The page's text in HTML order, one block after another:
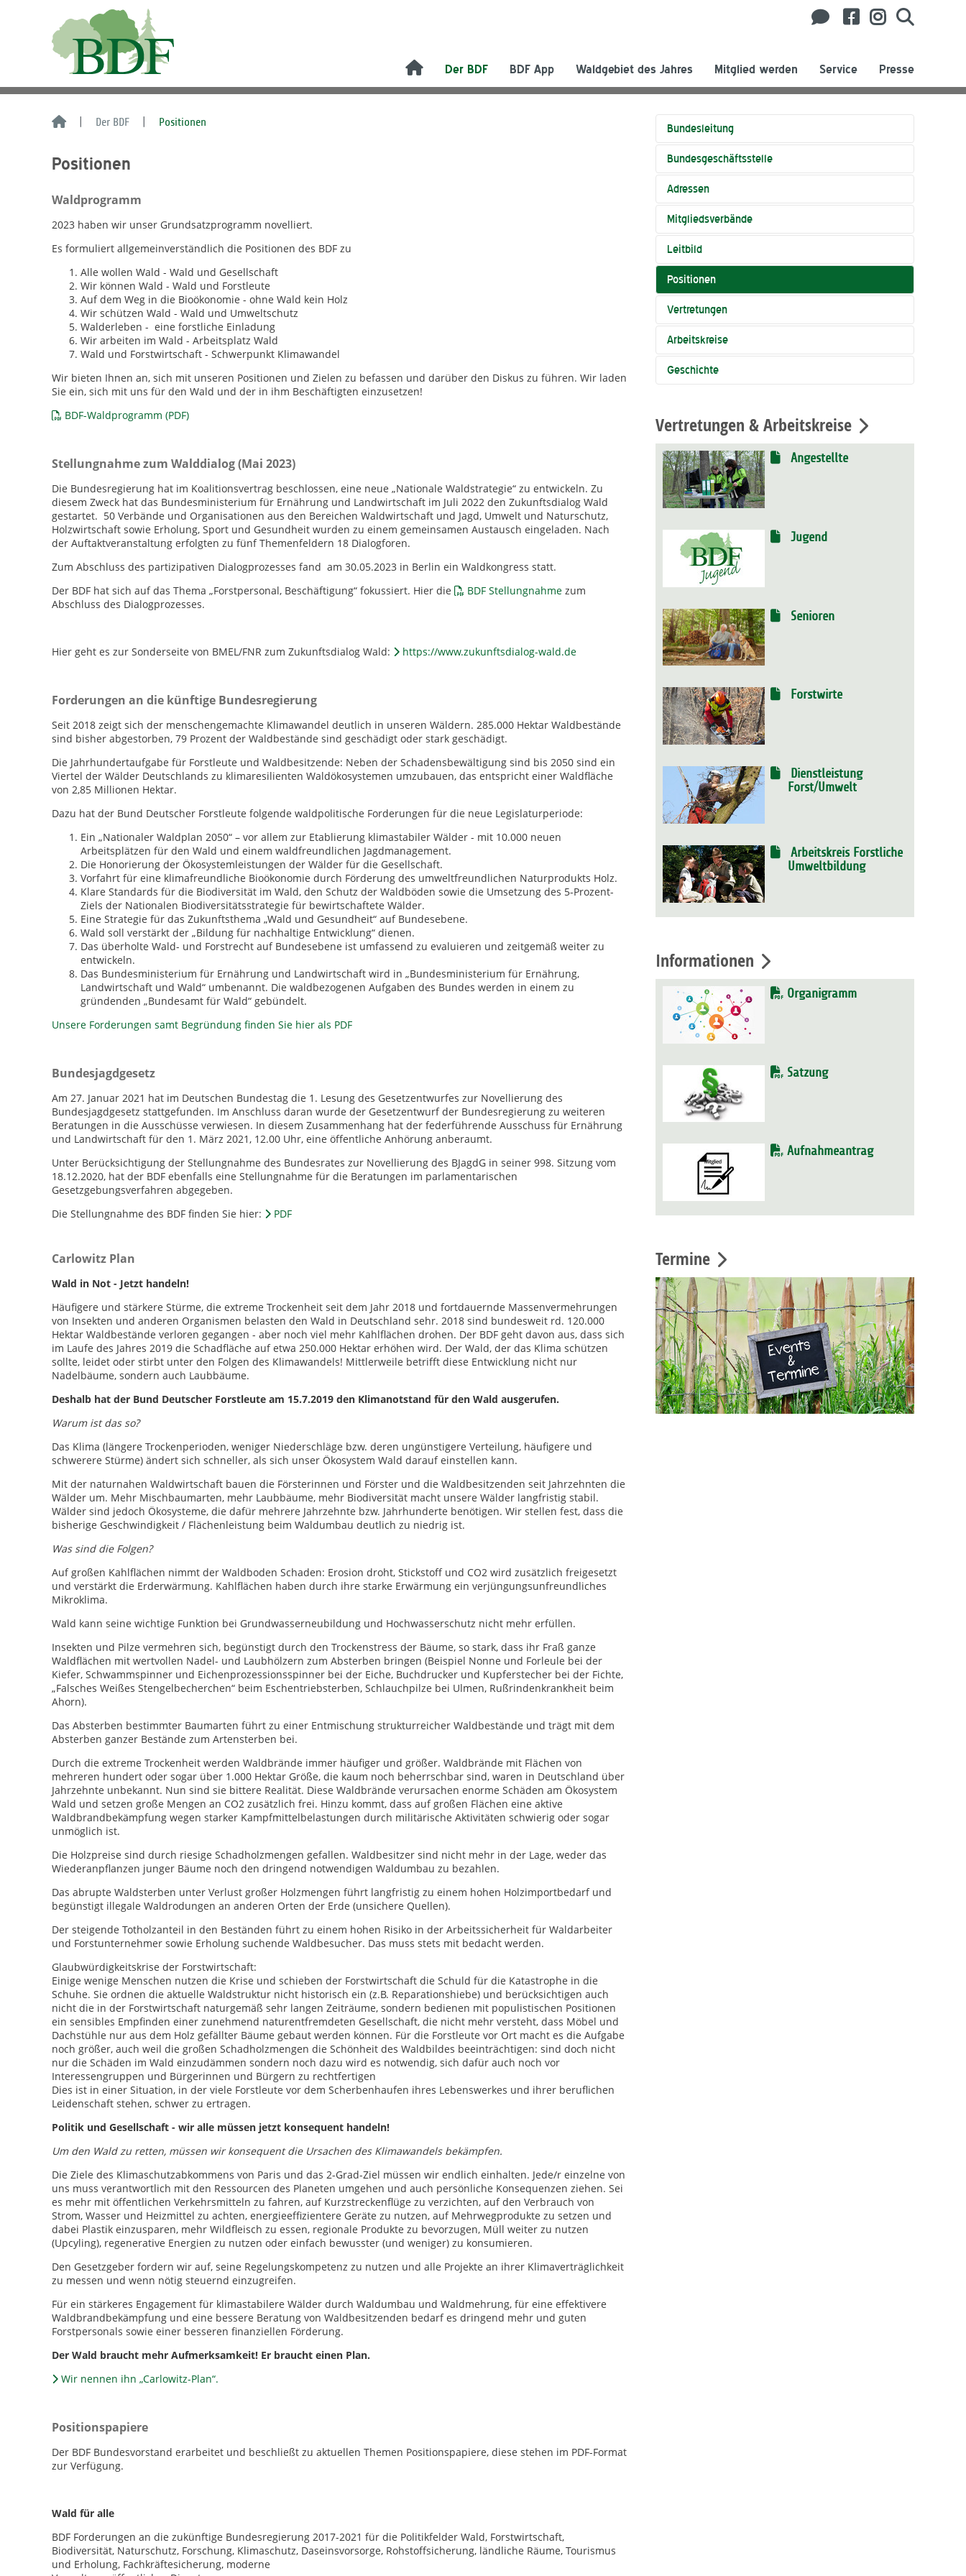
Der BDF BDF App Waldgebiet des Jahres Mitglied werden Service Presse
Der BDF Positionen
Positionen
Waldprogramm
2023 haben wir unser Grundsatzprogramm novelliert.
Es formuliert allgemeinverständlich die Positionen des BDF zu
Alle wollen Wald - Wald und Gesellschaft
Wir können Wald - Wald und Forstleute
Auf dem Weg in die Bioökonomie - ohne Wald kein Holz
Wir schützen Wald - Wald und Umweltschutz
Walderleben - eine forstliche Einladung
Wir arbeiten im Wald - Arbeitsplatz Wald
Wald und Forstwirtschaft - Schwerpunkt Klimawandel
Wir bieten Ihnen an, sich mit unseren Positionen und Zielen zu befassen und darüber den Diskus zu führen. Wir laden
Sie ein, sich mit uns für den Wald und der in ihm Beschäftigten einzusetzen!
BDF-Waldprogramm (PDF)
Stellungnahme zum Walddialog (Mai 2023)
Die Bundesregierung hat im Koalitionsvertrag beschlossen, eine neue „Nationale Waldstrategie“ zu entwickeln. Zu
diesem Zweck hat das Bundesministerium für Ernährung und Landwirtschaft im Juli 2022 den Zukunftsdialog Wald
gestartet. 50 Verbände und Organisationen aus den Bereichen Waldwirtschaft und Jagd, Umwelt und Naturschutz,
Holzwirtschaft sowie Erholung, Sport und Gesundheit wurden zu einem gemeinsamen Austausch eingeladen. Nach
der Auftaktveranstaltung erfolgten zu fünf Themenfeldern 18 Dialogforen.
Zum Abschluss des partizipativen Dialogprozesses fand am 30.05.2023 in Berlin ein Waldkongress statt.
Der BDF hat sich auf das Thema „Forstpersonal, Beschäftigung“ fokussiert. Hier die
BDF Stellungnahme zum
Abschluss des Dialogprozesses.
Hier geht es zur Sonderseite von BMEL/FNR zum Zukunftsdialog Wald: https://www.zukunftsdialog-wald.de
Forderungen an die künftige Bundesregierung
Seit 2018 zeigt sich der menschengemachte Klimawandel deutlich in unseren Wäldern. 285.000 Hektar Waldbestände
sind bisher abgestorben, 79 Prozent der Waldbestände sind geschädigt oder stark geschädigt.
Die Jahrhundertaufgabe für Forstleute und Waldbesitzende: Neben der Schadensbewältigung sind bis 2050 sind ein
Viertel der Wälder Deutschlands zu klimaresilienten Waldökosystemen umzubauen, das entspricht einer Waldfläche
von 2,85 Millionen Hektar.
Dazu hat der Bund Deutscher Forstleute folgende waldpolitische Forderungen für die neue Legislaturperiode:
Ein „Nationaler Waldplan 2050“ – vor allem zur Etablierung klimastabiler Wälder - mit 10.000 neuen
Arbeitsplätzen für den Wald und einem waldfreundlichen Jagdmanagement.
Die Honorierung der Ökosystemleistungen der Wälder für die Gesellschaft.
Vorfahrt für eine klimafreundliche Bioökonomie durch Förderung des umweltfreundlichen Naturprodukts Holz.
Klare Standards für die Biodiversität im Wald, den Schutz der Waldböden sowie die Umsetzung des 5-Prozent-
Ziels der Nationalen Biodiversitätsstrategie für bewirtschaftete Wälder.
Eine Strategie für das Zukunftsthema „Wald und Gesundheit“ auf Bundesebene.
Wald soll verstärkt der „Bildung für nachhaltige Entwicklung“ dienen.
Das überholte Wald- und Forstrecht auf Bundesebene ist umfassend zu evaluieren und zeitgemäß weiter zu
entwickeln.
Das Bundesministerium für Ernährung und Landwirtschaft wird in „Bundesministerium für Ernährung,
Landwirtschaft und Wald“ umbenannt. Die waldbezogenen Aufgaben des Bundes werden in einem zu
gründenden „Bundesamt für Wald“ gebündelt.
Unsere Forderungen samt Begründung finden Sie hier als PDF
Bundesjagdgesetz
Am 27. Januar 2021 hat im Deutschen Bundestag die 1. Lesung des Gesetzentwurfes zur Novellierung des
Bundesjagdgesetz stattgefunden. Im Anschluss daran wurde der Gesetzentwurf der Bundesregierung zu weiteren
Beratungen in die Ausschüsse verwiesen. In diesem Zusammenhang hat der federführende Ausschuss für Ernährung
und Landwirtschaft für den 1. März 2021, 12.00 Uhr, eine öffentliche Anhörung anberaumt.
Unter Berücksichtigung der Stellungnahme des Bundesrates zur Novellierung des BJagdG in seiner 998. Sitzung vom
18.12.2020, hat der BDF ebenfalls eine Stellungnahme für die Beratungen im parlamentarischen
Gesetzgebungsverfahren abgegeben.
Die Stellungnahme des BDF finden Sie hier:
PDF
Carlowitz Plan
Wald in Not - Jetzt handeln!
Häufigere und stärkere Stürme, die extreme Trockenheit seit dem Jahr 2018 und fortdauernde Massenvermehrungen
von Insekten und anderen Organismen belasten den Wald in Deutschland sehr. 2018 sind bundesweit rd. 120.000
Hektar Waldbestände verloren gegangen - aber noch viel mehr Kahlflächen drohen. Der BDF geht davon aus, dass sich
im Laufe des Jahres 2019 die Schadfläche auf etwa 250.000 Hektar erhöhen wird. Der Wald, der das Klima schützen
sollte, leidet oder stirbt unter den Folgen des Klimawandels! Mittlerweile betrifft diese Entwicklung nicht nur
Nadelbäume, sondern auch Laubbäume.
Deshalb hat der Bund Deutscher Forstleute am 15.7.2019 den Klimanotstand für den Wald ausgerufen.
Warum ist das so?
Das Klima (längere Trockenperioden, weniger Niederschläge bzw. deren ungünstigere Verteilung, häufigere und
schwerere Stürme) ändert sich schneller, als sich unser Ökosystem Wald darauf einstellen kann.
Mit der naturnahen Waldwirtschaft bauen die Försterinnen und Förster und die Waldbesitzenden seit Jahrzehnten die
Wälder um. Mehr Mischbaumarten, mehr Laubbäume, mehr Biodiversität macht unsere Wälder langfristig stabil.
Wälder sind jedoch Ökosysteme, die dafür mehrere Jahrzehnte bzw. Jahrhunderte benötigen. Wir stellen fest, dass die
bisherige Geschwindigkeit / Flächenleistung beim Waldumbau deutlich zu niedrig ist.
Was sind die Folgen?
Auf großen Kahlflächen nimmt der Waldboden Schaden: Erosion droht, Stickstoff und CO2 wird zusätzlich freigesetzt
und verstärkt die Erderwärmung. Kahlflächen haben durch ihre starke Erwärmung ein verjüngungsunfreundliches
Mikroklima.
Wald kann seine wichtige Funktion bei Grundwasserneubildung und Hochwasserschutz nicht mehr erfüllen.
Insekten und Pilze vermehren sich, begünstigt durch den Trockenstress der Bäume, so stark, dass ihr Fraß ganze
Waldflächen mit wertvollen Nadel- und Laubhölzern zum Absterben bringen (Beispiel Nonne und Forleule bei der
Kiefer, Schwammspinner und Eichenprozessionsspinner bei der Eiche, Buchdrucker und Kupferstecher bei der Fichte,
„Falsches Weißes Stengelbecherchen“ beim Eschentriebsterben, Schlauchpilze bei Ulmen, Rußrindenkrankheit beim
Ahorn).
Das Absterben bestimmter Baumarten führt zu einer Entmischung strukturreicher Waldbestände und trägt mit dem
Absterben ganzer Bestände zum Artensterben bei.
Durch die extreme Trockenheit werden Waldbrände immer häufiger und größer. Waldbrände mit Flächen von
mehreren hundert oder sogar über 1.000 Hektar Größe, die kaum noch beherrschbar sind, waren in Deutschland über
Jahrzehnte unbekannt. Nun sind sie bittere Realität. Diese Waldbrände verursachen enorme Schäden am Ökosystem
Wald und setzen große Mengen an CO2 zusätzlich frei. Hinzu kommt, dass auf großen Flächen eine aktive
Waldbrandbekämpfung wegen starker Kampfmittelbelastungen durch militärische Aktivitäten schwierig oder sogar
unmöglich ist.
Die Holzpreise sind durch riesige Schadholzmengen gefallen. Waldbesitzer sind nicht mehr in der Lage, weder das
Wiederanpflanzen junger Bäume noch den dringend notwendigen Waldumbau zu bezahlen.
Das abrupte Waldsterben unter Verlust großer Holzmengen führt langfristig zu einem hohen Holzimportbedarf und
begünstigt illegale Waldrodungen an anderen Orten der Erde (unsichere Quellen).
Der steigende Totholzanteil in den Beständen führt zu einem hohen Risiko in der Arbeitssicherheit für Waldarbeiter
und Forstunternehmer sowie Erholung suchende Waldbesucher. Das muss stets mit bedacht werden.
Glaubwürdigkeitskrise der Forstwirtschaft:
Einige wenige Menschen nutzen die Krise und schieben der Forstwirtschaft die Schuld für die Katastrophe in die
Schuhe. Sie ordnen die aktuelle Waldstruktur nicht historisch ein (z.B. Reparationshiebe) und berücksichtigen auch
nicht die in der Forstwirtschaft naturgemäß sehr langen Zeiträume, sondern bedienen mit populistischen Positionen
ein sensibles Empfinden einer zunehmend naturentfremdeten Gesellschaft, die nicht mehr versteht, dass Möbel und
Dachstühle nur aus dem Holz gefällter Bäume gebaut werden können. Für die Forstleute vor Ort macht es die Aufgabe
noch größer, auch weil die großen Schadholzmengen die Schönheit des Waldbildes beeinträchtigen: sind doch nicht
nur die Schäden im Wald einzudämmen sondern noch dazu wird es notwendig, sich dafür auch noch vor
Interessengruppen und Bürgerinnen und Bürgern zu rechtfertigen
Dies ist in einer Situation, in der viele Forstleute vor dem Scherbenhaufen ihres Lebenswerkes und ihrer beruflichen
Leidenschaft stehen, schwer zu ertragen.
Politik und Gesellschaft - wir alle müssen jetzt konsequent handeln!
Um den Wald zu retten, müssen wir konsequent die Ursachen des Klimawandels bekämpfen.
Die Ziele des Klimaschutzabkommens von Paris und das 2-Grad-Ziel müssen wir endlich einhalten. Jede/r einzelne von
uns muss verantwortlich mit den Ressourcen des Planeten umgehen und auch persönliche Konsequenzen ziehen. Sei
es mehr mit öffentlichen Verkehrsmitteln zu fahren, auf Kurzstreckenflüge zu verzichten, auf den Verbrauch von
Strom, Wasser und Heizmittel zu achten, energieeffizientere Geräte zu nutzen, auf Mehrwegprodukte zu setzen und
dabei Plastik einzusparen, mehr Wildfleisch zu essen, regionale Produkte zu bevorzugen, Müll weiter zu nutzen
(Upcyling), regenerative Energien zu nutzen oder einfach bewusster (und weniger) zu konsumieren.
Den Gesetzgeber fordern wir auf, seine Regelungskompetenz zu nutzen und alle Projekte an ihrer Klimaverträglichkeit
zu messen und wenn nötig steuernd einzugreifen.
Für ein stärkeres Engagement für klimastabilere Wälder durch Waldumbau und Waldmehrung, für eine effektivere
Waldbrandbekämpfung und eine bessere Beratung von Waldbesitzenden bedarf es dringend mehr und guten
Forstpersonals sowie einer besseren finanziellen Förderung.
Der Wald braucht mehr Aufmerksamkeit! Er braucht einen Plan.
Wir nennen ihn „Carlowitz-Plan“.
Positionspapiere
Der BDF Bundesvorstand erarbeitet und beschließt zu aktuellen Themen Positionspapiere, diese stehen im PDF-Format
zur Verfügung.
Wald für alle
BDF Forderungen an die zukünftige Bundesregierung 2017-2021 für die Politikfelder Wald, Forstwirtschaft,
Biodiversität, Naturschutz, Forschung, Klimaschutz, Daseinsvorsorge, Rohstoffsicherung, ländliche Räume, Tourismus
und Erholung, Fachkräftesicherung, moderne
Bundesleitung
Bundesgeschäftsstelle
Adressen
Mitgliedsverbände
Leitbild
Positionen
Vertretungen
Arbeitskreise
Geschichte
Vertretungen & Arbeitskreise
Angestellte
Jugend
Senioren
Forstwirte
Dienstleistung
Forst/Umwelt
Arbeitskreis Forstliche
Umweltbildung
Informationen
Organigramm
Satzung
Aufnahmeantrag
Termine